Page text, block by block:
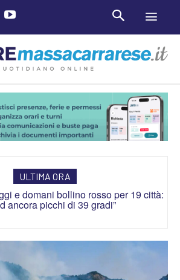
ULTIMA ORA
e domani bollino rosso per 19 città:
ancora picchi di 39 gradi”